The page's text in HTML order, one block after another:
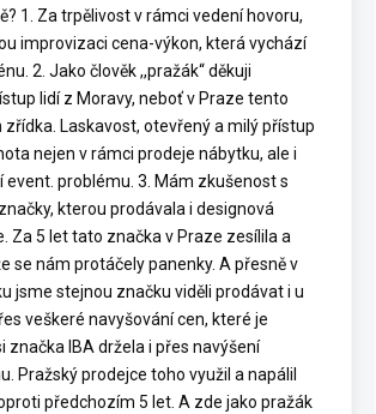
1. Za trpělivost v rámci vedení hovoru,
improvizaci cena-výkon, která vychází
2. Jako člověk ,,pražák“ děkuji
lidí z Moravy, neboť v Praze tento
zřídka. Laskavost, otevřený a milý přístup
nejen v rámci prodeje nábytku, ale i
event. problému. 3. Mám zkušenost s
kterou prodávala i designová
Za 5 let tato značka v Praze zesílila a
se nám protáčely panenky. A přesně v
jsme stejnou značku viděli prodávat i u
veškeré navyšování cen, které je
značka IBA držela i přes navýšení
Pražský prodejce toho využil a napálil
předchozím 5 let. A zde jako pražák